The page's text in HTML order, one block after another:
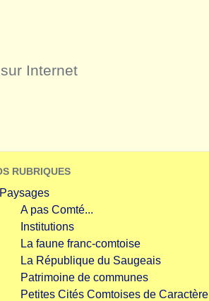
Internet
RUBRIQUES
Paysages
A pas Comté...
Institutions
La faune franc-comtoise
La République du Saugeais
Patrimoine de communes
Petites Cités Comtoises de Caractère